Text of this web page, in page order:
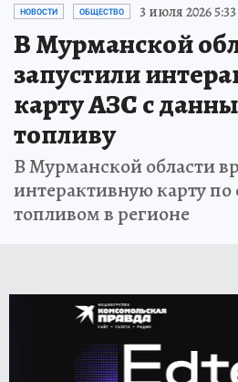
НОВОСТИ ОБЩЕСТВО 3 июля 2026 5:33
В Мурманской
запустили
карту АЗС с
топливу
В Мурманской области
интерактивную карту по
топливом в регионе